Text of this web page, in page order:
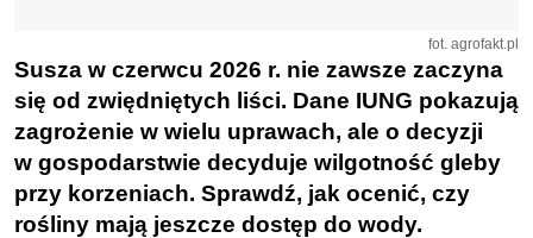
fot. agrofakt.pl
Susza w czerwcu 2026 r. nie zawsze zaczyna
się od zwiędniętych liści. Dane IUNG pokazują
zagrożenie w wielu uprawach, ale o decyzji
w gospodarstwie decyduje wilgotność gleby
przy korzeniach. Sprawdź, jak ocenić, czy
rośliny mają jeszcze dostęp do wody.